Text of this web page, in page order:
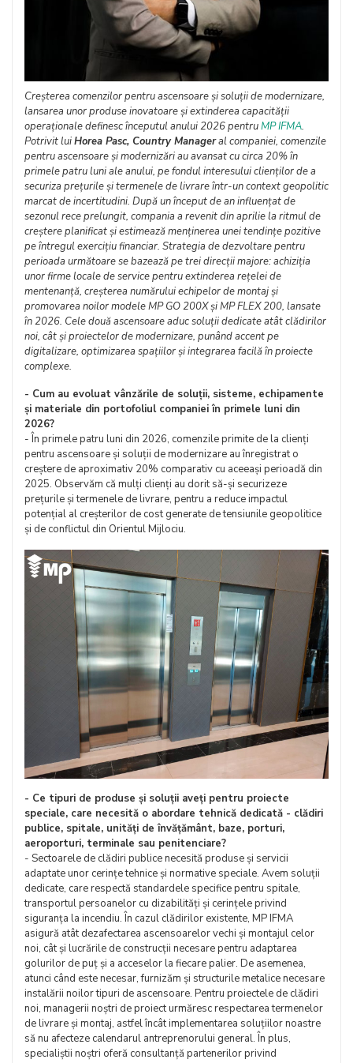
Creșterea comenzilor pentru ascensoare și soluții de modernizare,
lansarea unor produse inovatoare și extinderea capacității
operaționale definesc începutul anului 2026 pentruMP IFMA.
Potrivit luiHorea Pasc, Country Manageral companiei, comenzile
pentru ascensoare și modernizări au avansat cu circa 20% în
primele patru luni ale anului, pe fondul interesului clienților de a
securiza prețurile și termenele de livrare într-un context geopolitic
marcat de incertitudini. După un început de an influențat de
sezonul rece prelungit, compania a revenit din aprilie la ritmul de
creștere planificat și estimează menținerea unei tendințe pozitive
pe întregul exercițiu financiar. Strategia de dezvoltare pentru
perioada următoare se bazează pe trei direcții majore: achiziția
unor firme locale de service pentru extinderea rețelei de
mentenanță, creșterea numărului echipelor de montaj și
promovarea noilor modele MP GO 200X și MP FLEX 200, lansate
în 2026. Cele două ascensoare aduc soluții dedicate atât clădirilor
noi, cât și proiectelor de modernizare, punând accent pe
digitalizare, optimizarea spațiilor și integrarea facilă în proiecte
complexe.
- Cum au evoluat vânzările de soluții, sisteme, echipamente
și materiale din portofoliul companiei în primele luni din
2026?
- În primele patru luni din 2026, comenzile primite de la clienți
pentru ascensoare și soluții de modernizare au înregistrat o
creștere de aproximativ 20% comparativ cu aceeași perioadă din
2025. Observăm că mulți clienți au dorit să-și securizeze
prețurile și termenele de livrare, pentru a reduce impactul
potențial al creșterilor de cost generate de tensiunile geopolitice
și de conflictul din Orientul Mijlociu.
- Ce tipuri de produse și soluții aveți pentru proiecte
speciale, care necesită o abordare tehnică dedicată - clădiri
publice, spitale, unități de învățământ, baze, porturi,
aeroporturi, terminale sau penitenciare?
- Sectoarele de clădiri publice necesită produse și servicii
adaptate unor cerințe tehnice și normative speciale. Avem soluții
dedicate, care respectă standardele specifice pentru spitale,
transportul persoanelor cu dizabilități și cerințele privind
siguranța la incendiu. În cazul clădirilor existente, MP IFMA
asigură atât dezafectarea ascensoarelor vechi și montajul celor
noi, cât și lucrările de construcții necesare pentru adaptarea
golurilor de puț și a acceselor la fiecare palier. De asemenea,
atunci când este necesar, furnizăm și structurile metalice necesare
instalării noilor tipuri de ascensoare. Pentru proiectele de clădiri
noi, managerii noștri de proiect urmăresc respectarea termenelor
de livrare și montaj, astfel încât implementarea soluțiilor noastre
să nu afecteze calendarul antreprenorului general. În plus,
specialiștii noștri oferă consultanță partenerilor privind